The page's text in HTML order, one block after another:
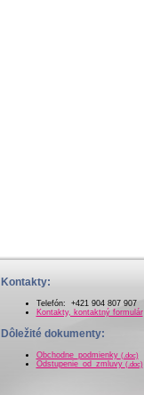
Kontakty:
Telefón: +421 904 807 907
Kontakty, kontaktný formulár
Dôležité dokumenty:
Obchodne_podmienky (.doc)
Odstupenie_od_zmluvy (.doc)